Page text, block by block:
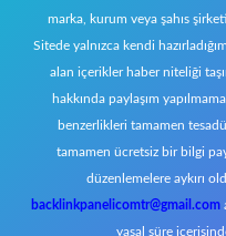
marka, kurum veya şahıs
Sitede yalnızca kendi
alan içerikler haber niteliği
hakkında paylaşım
benzerlikleri tamamen
tamamen ücretsiz bir bilgi
düzenlemelere aykırı
backlinkpanelicomtr@gmail.com
yasal süre